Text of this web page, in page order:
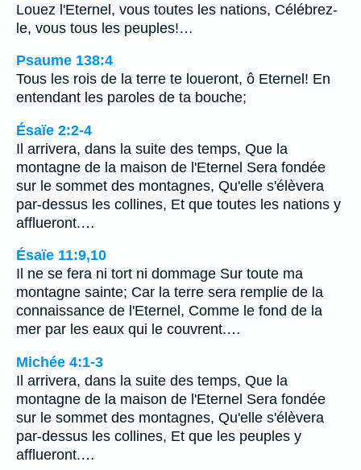
Louez l'Eternel, vous toutes les nations, Célébrez-
le, vous tous les peuples!…
Psaume 138:4
Tous les rois de la terre te loueront, ô Eternel! En
entendant les paroles de ta bouche;
Ésaïe 2:2-4
Il arrivera, dans la suite des temps, Que la
montagne de la maison de l'Eternel Sera fondée
sur le sommet des montagnes, Qu'elle s'élèvera
par-dessus les collines, Et que toutes les nations y
afflueront.…
Ésaïe 11:9,10
Il ne se fera ni tort ni dommage Sur toute ma
montagne sainte; Car la terre sera remplie de la
connaissance de l'Eternel, Comme le fond de la
mer par les eaux qui le couvrent.…
Michée 4:1-3
Il arrivera, dans la suite des temps, Que la
montagne de la maison de l'Eternel Sera fondée
sur le sommet des montagnes, Qu'elle s'élèvera
par-dessus les collines, Et que les peuples y
afflueront.…